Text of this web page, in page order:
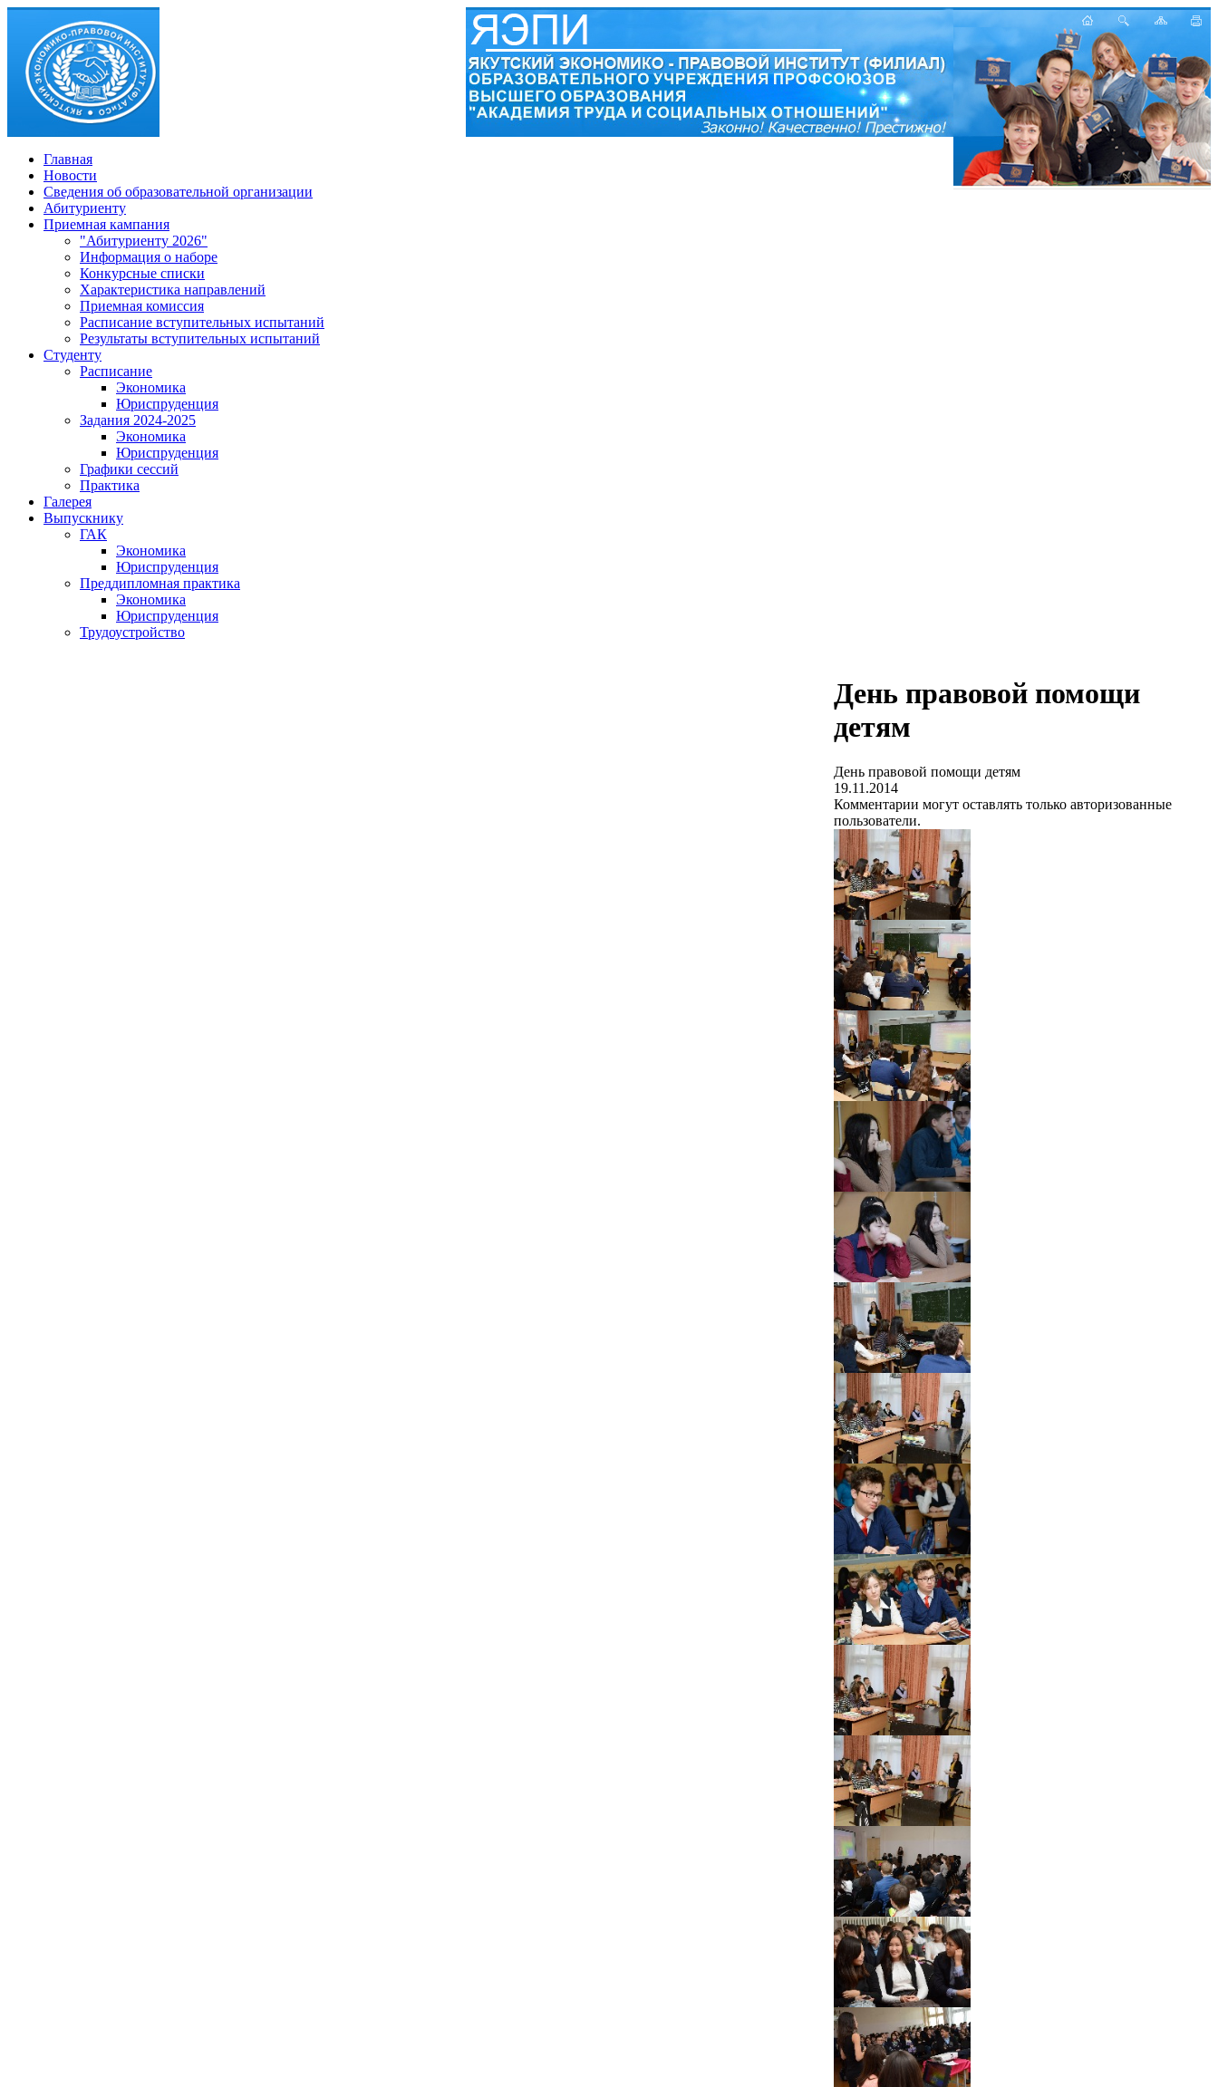
Главная
Новости
Сведения об образовательной организации
Абитуриенту
Приемная кампания
"Абитуриенту 2026"
Информация о наборе
Конкурсные списки
Характеристика направлений
Приемная комиссия
Расписание вступительных испытаний
Результаты вступительных испытаний
Студенту
Расписание
Экономика
Юриспруденция
Задания 2024-2025
Экономика
Юриспруденция
Графики сессий
Практика
Галерея
Выпускнику
ГАК
Экономика
Юриспруденция
Преддипломная практика
Экономика
Юриспруденция
Трудоустройство
День правовой помощи
детям
День правовой помощи детям
19.11.2014
Комментарии могут оставлять только авторизованные
пользователи.